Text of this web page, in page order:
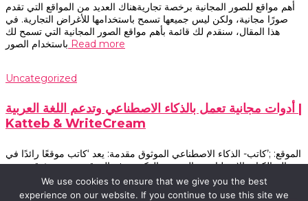
أهم مواقع للصور المجانية برخصة تجاريةهناك العديد من المواقع التي تقدم
صورًا مجانية، ولكن ليس جميعها تسمح باستخدامها للأغراض التجارية. في
هذا المقال، سنقدم لك قائمة بأهم مواقع الصور المجانية التي تسمح لك
باستخدام الصور Read more
Uncategorized
أدوات مجانية تعمل بالذكاء الاصطناعي وتدعم اللغة العربية |
Katteb & WriteCream
الموقع: ;’كاتب- الذكاء الاصطناعي الموثوق مقدمة: يعد ‘كاتب موقعًا رائدًا في
عالم الكتابة الاصطناعية والمحتوى الذكي. يوفر الموقع منصة موثوقة تعتمد
على تقنيات الذكاء الاصطناعي لإنتاج محتوى ذكي ودقيق. في هذه المقالة،
سنستعرض بعض مزاياRead more
We use cookies to ensure that we give you the best
experience on our website. If you continue to use this site we